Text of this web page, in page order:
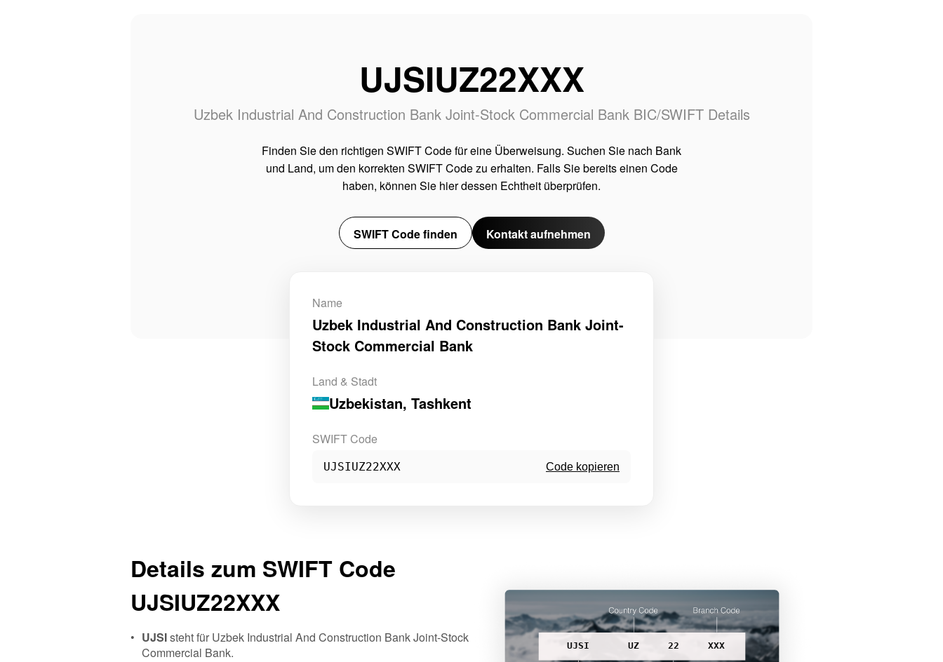
UJSIUZ22XXX
Uzbek Industrial And Construction Bank Joint-Stock Commercial Bank BIC/SWIFT Details
Finden Sie den richtigen SWIFT Code für eine Überweisung. Suchen Sie nach Bank
und Land, um den korrekten SWIFT Code zu erhalten. Falls Sie bereits einen Code
haben, können Sie hier dessen Echtheit überprüfen.
SWIFT Code finden Kontakt aufnehmen
Name
Uzbek Industrial And Construction Bank Joint-
Stock Commercial Bank
Land & Stadt
Uzbekistan, Tashkent
SWIFT Code
UJSIUZ22XXX Code kopieren
Details zum SWIFT Code
UJSIUZ22XXX
UJSIsteht für Uzbek Industrial And Construction Bank Joint-Stock
Commercial Bank.
UJSI UZ 22 XXX